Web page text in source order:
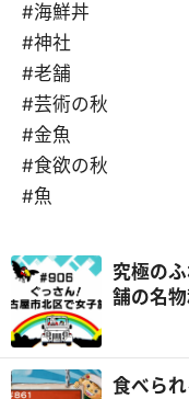
#海鮮丼
#神社
#老舗
#芸術の秋
#金魚
#食欲の秋
#魚
究極の
舗の名
食べら